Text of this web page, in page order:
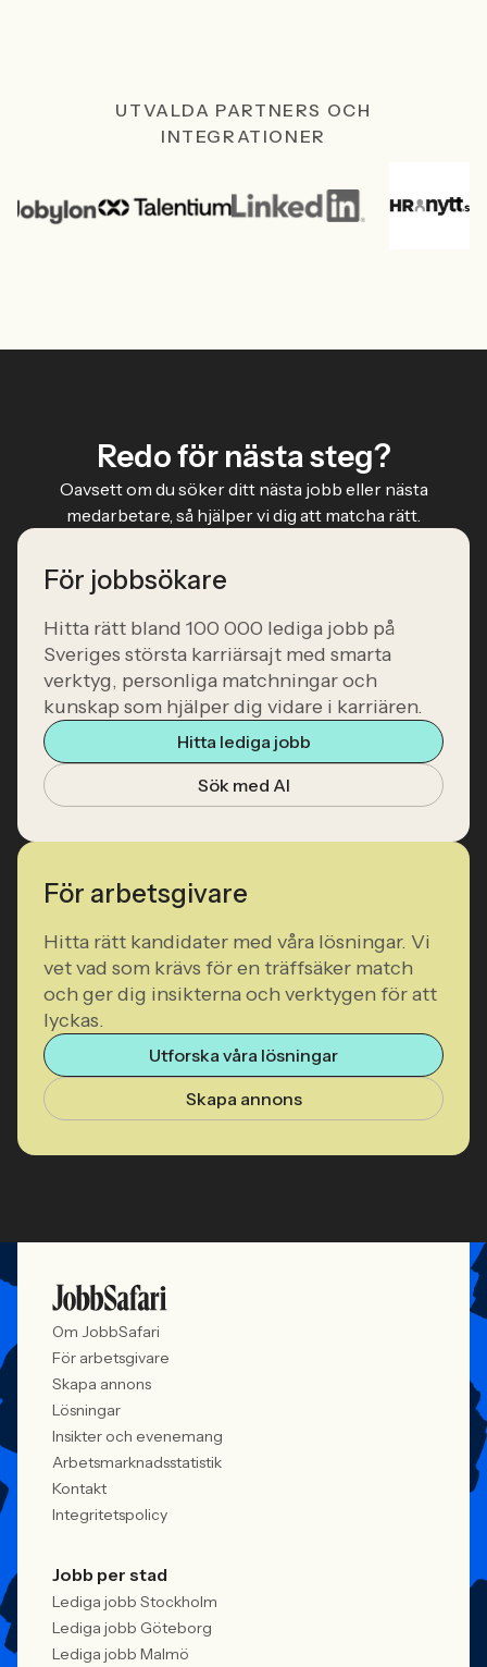
UTVALDA PARTNERS OCH
INTEGRATIONER
Redo för nästa steg?
Oavsett om du söker ditt nästa jobb eller nästa
medarbetare, så hjälper vi dig att matcha rätt.
För jobbsökare
Hitta rätt bland 100 000 lediga jobb på
Sveriges största karriärsajt med smarta
verktyg, personliga matchningar och
kunskap som hjälper dig vidare i karriären.
Hitta lediga jobb
Sök med AI
För arbetsgivare
Hitta rätt kandidater med våra lösningar. Vi
vet vad som krävs för en träffsäker match
och ger dig insikterna och verktygen för att
lyckas.
Utforska våra lösningar
Skapa annons
Om JobbSafari
För arbetsgivare
Skapa annons
Lösningar
Insikter och evenemang
Arbetsmarknadsstatistik
Kontakt
Integritetspolicy
Jobb per stad
Lediga jobb Stockholm
Lediga jobb Göteborg
Lediga jobb Malmö